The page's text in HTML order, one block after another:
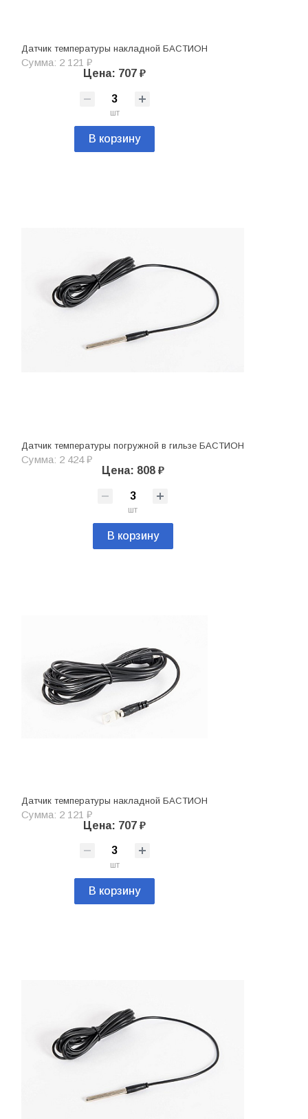
Датчик температуры накладной БАСТИОН
Сумма: 2 121 ₽
Цена: 707 ₽
шт
В корзину
Датчик температуры погружной в гильзе БАСТИОН
Сумма: 2 424 ₽
Цена: 808 ₽
шт
В корзину
Датчик температуры накладной БАСТИОН
Сумма: 2 121 ₽
Цена: 707 ₽
шт
В корзину